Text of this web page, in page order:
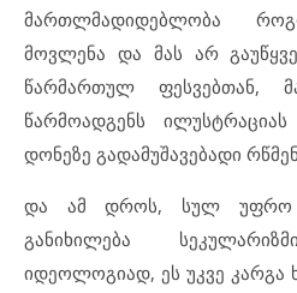
მართლმადიდებლობა
მოვლენა და მას არ
წარმართულ ფესვებთან,
წარმოადგენს
დონეზე გადამუშავებადი
და ამ დროს, სულ უფრო
განიხილება
იდეოლოგიად, ეს უკვე კარგა